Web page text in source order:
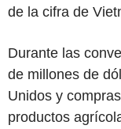
de la cifra de
Durante las
de millones de
Unidos y
productos